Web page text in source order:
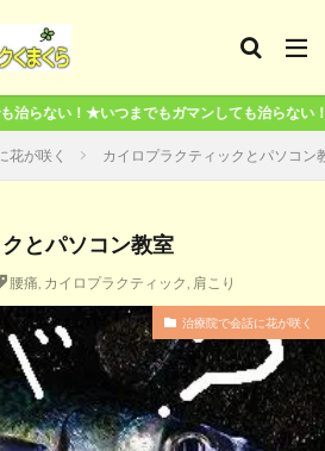
もガマンしても治らない！★本気で治したい
花が咲く カイロプラクティックとパソコン
とパソコン教室
腰痛, カイロプラクティック, 肩こり
治療院で会話に花が咲く